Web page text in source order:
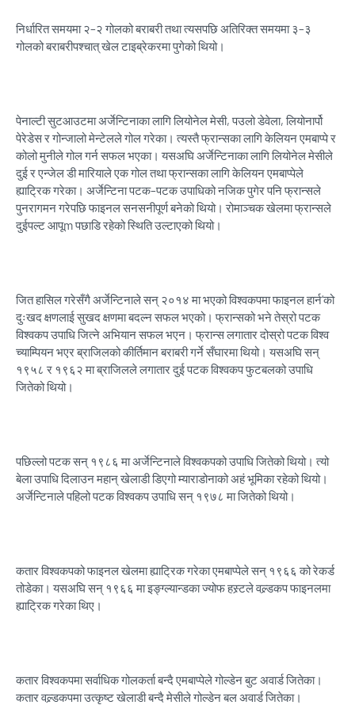
निर्धारित समयमा २–२ गोलको बराबरी तथा त्यसपछि अतिरिक्त समयमा ३–३
गोलको बराबरीपश्चात् खेल टाइब्रेकरमा पुगेको थियो।
पेनाल्टी सुटआउटमा अर्जेन्टिनाका लागि लियोनेल मेसी, पउलो डेवेला, लियोनार्पो
पेरेडेस र गोन्जालो मेन्टेलले गोल गरेका। त्यस्तै फ्रान्सका लागि केलियन एमबाप्पे र
कोलो मुनीले गोल गर्न सफल भएका। यसअघि अर्जेन्टिनाका लागि लियोनेल मेसीले
दुई र एन्जेल डी मारियाले एक गोल तथा फ्रान्सका लागि केलियन एमबाप्पेले
ह्याट्रिक गरेका। अर्जेन्टिना पटक–पटक उपाधिको नजिक पुगेर पनि फ्रान्सले
पुनरागमन गरेपछि फाइनल सनसनीपूर्ण बनेको थियो। रोमाञ्चक खेलमा फ्रान्सले
दुईपल्ट आपूm पछाडि रहेको स्थिति उल्टाएको थियो।
जित हासिल गरेसँगै अर्जेन्टिनाले सन् २०१४ मा भएको विश्वकपमा फाइनल हार्न‘को
दुःखद क्षणलाई सुखद क्षणमा बदल्न सफल भएको। फ्रान्सको भने तेस्रो पटक
विश्वकप उपाधि जित्ने अभियान सफल भएन। फ्रान्स लगातार दोस्रो पटक विश्व
च्याम्पियन भएर ब्राजिलको कीर्तिमान बराबरी गर्ने सँघारमा थियो। यसअघि सन्
१९५८ र १९६२ मा ब्राजिलले लगातार दुई पटक विश्वकप फुटबलको उपाधि
जितेको थियो।
पछिल्लो पटक सन् १९८६ मा अर्जेन्टिनाले विश्वकपको उपाधि जितेको थियो। त्यो
बेला उपाधि दिलाउन महान् खेलाडी डिएगो म्याराडोनाको अहं भूमिका रहेको थियो।
अर्जेन्टिनाले पहिलो पटक विश्वकप उपाधि सन् १९७८ मा जितेको थियो।
कतार विश्वकपको फाइनल खेलमा ह्याट्रिक गरेका एमबाप्पेले सन् १९६६ को रेकर्ड
तोडेका। यसअघि सन् १९६६ मा इङ्ग्ल्यान्डका ज्योफ हस्र्टले वल्र्डकप फाइनलमा
ह्याट्रिक गरेका थिए।
कतार विश्वकपमा सर्वाधिक गोलकर्ता बन्दै एमबाप्पेले गोल्डेन बुट अवार्ड जितेका।
कतार वल्र्डकपमा उत्कृष्ट खेलाडी बन्दै मेसीले गोल्डेन बल अवार्ड जितेका।